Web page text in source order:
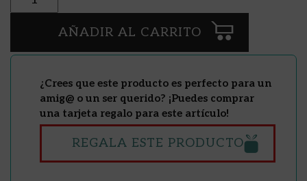
AÑADIR AL CARRITO
¿Crees que este producto es perfecto para un
amig@ o un ser querido? ¡Puedes comprar
una tarjeta regalo para este artículo!
REGALA ESTE PRODUCTO